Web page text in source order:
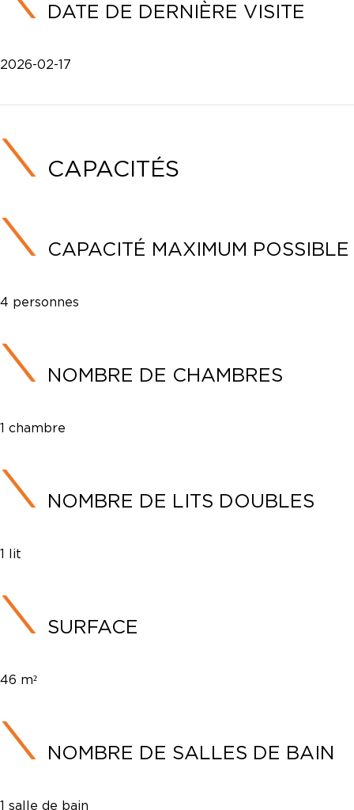
DATE DE DERNIÈRE VISITE
2026-02-17
CAPACITÉS
CAPACITÉ MAXIMUM POSSIBLE
4 personnes
NOMBRE DE CHAMBRES
1 chambre
NOMBRE DE LITS DOUBLES
1 lit
SURFACE
46 m²
NOMBRE DE SALLES DE BAIN
1 salle de bain